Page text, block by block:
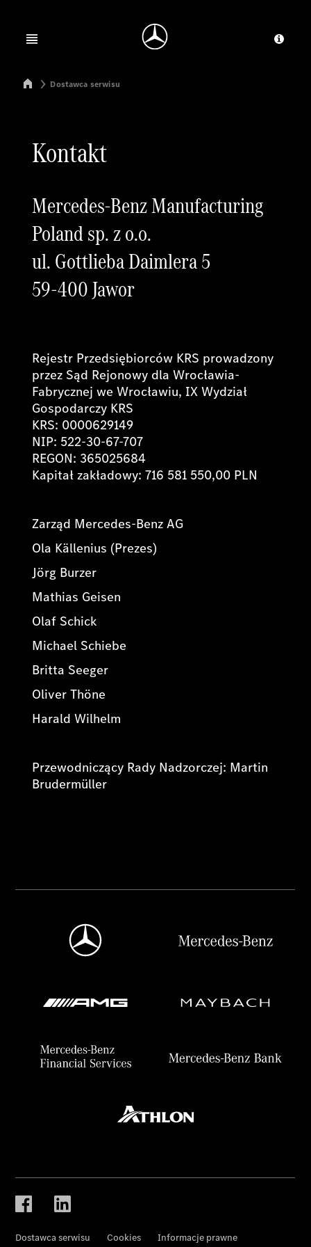
Open menu
Mercedes-Benz Manufacturing Poland
Dostawca serwisu
Kontakt
Mercedes-Benz Manufacturing
Poland sp. z o.o.
ul. Gottlieba Daimlera 5
59-400 Jawor
Rejestr Przedsiębiorców KRS prowadzony
przez Sąd Rejonowy dla Wrocławia-
Fabrycznej we Wrocławiu, IX Wydział
Gospodarczy KRS
KRS: 0000629149
NIP: 522-30-67-707
REGON: 365025684
Kapitał zakładowy: 716 581 550,00 PLN
Zarząd Mercedes-Benz AG
Ola Källenius (Prezes)
Jörg Burzer
Mathias Geisen
Olaf Schick
Michael Schiebe
Britta Seeger
Oliver Thöne
Harald Wilhelm
Przewodniczący Rady Nadzorczej: Martin
Brudermüller
Dostawca serwisu Cookies Informacje prawne